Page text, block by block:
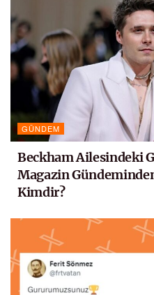
GÜNDEM
Beckham Ailesindeki
Magazin
Kimdir?